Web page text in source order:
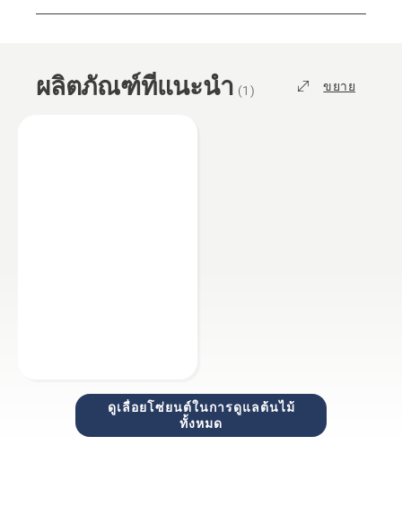
ผลิตภัณฑ์ที่แนะนำ
บริการ
ผลิตภัณฑ์ที่แนะนำ (1 ) ขยาย
ดูเลื่อยโซ่ยนต์ในการดูแลต้นไม้
ทั้งหมด